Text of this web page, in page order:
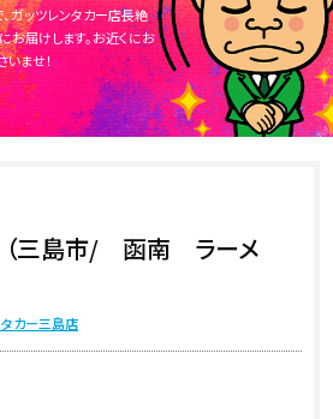
ガッツレンタカー店長絶
お届けします。お近くにお
いませ！
三島市/ 函南 ラーメ
カー三島店